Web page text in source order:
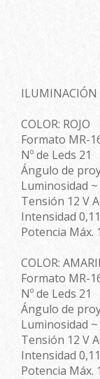
ILUMINACIÓN
COLOR: ROJO
Formato MR-
Nº de Leds 21
Ángulo de
Luminosidad ~
Tensión 12 V
Intensidad
Potencia Máx.
COLOR:
Formato MR-
Nº de Leds 21
Ángulo de
Luminosidad ~
Tensión 12 V
Intensidad
Potencia Máx.